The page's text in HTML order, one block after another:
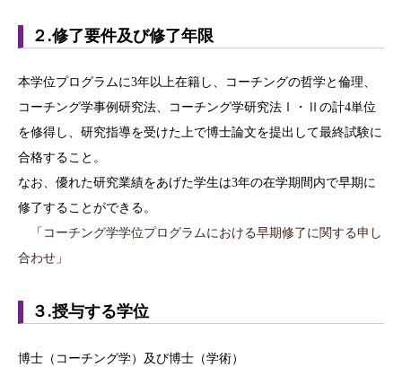
２.修了要件及び修了年限
本学位プログラムに3年以上在籍し、コーチングの哲学と倫理、
コーチング学事例研究法、コーチング学研究法Ⅰ・Ⅱの計4単位
を修得し、研究指導を受けた上で博士論文を提出して最終試験に
合格すること。
なお、優れた研究業績をあげた学生は3年の在学期間内で早期に
修了することができる。
「 コーチング学学位プログラムにおける早期修了に関する申し
合わせ 」
３.授与する学位
博士（コーチング学）及び博士（学術）